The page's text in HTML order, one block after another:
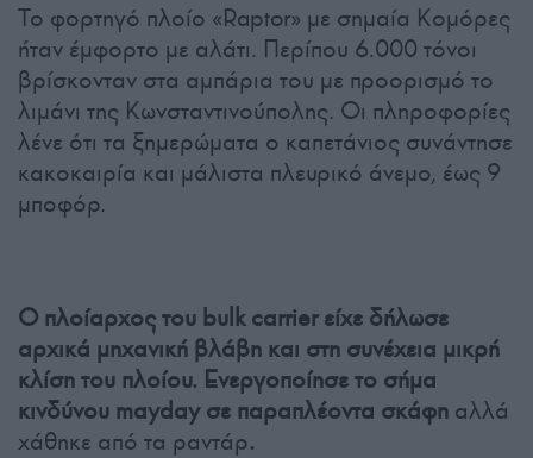
Το φορτηγό πλοίο «Raptor» με σημαία Κομόρες
ήταν έμφορτο με αλάτι. Περίπου 6.000 τόνοι
βρίσκονταν στα αμπάρια του με προορισμό το
λιμάνι της Κωνσταντινούπολης. Οι πληροφορίες
λένε ότι τα ξημερώματα ο καπετάνιος συνάντησε
κακοκαιρία και μάλιστα πλευρικό άνεμο, έως 9
μποφόρ.
Ο πλοίαρχος του bulk carrier είχε δήλωσε
αρχικά μηχανική βλάβη και στη συνέχεια μικρή
κλίση του πλοίου. Ενεργοποίησε το σήμα
κινδύνου mayday σε παραπλέοντα σκάφη αλλά
χάθηκε από τα ραντάρ.